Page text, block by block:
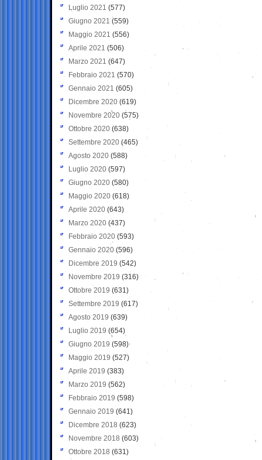
Luglio 2021 (577)
Giugno 2021(559)
Maggio 2021 (556)
Aprile 2021 (506)
Marzo 2021 (647)
Febbraio 2021 (570)
Gennaio 2021 (605)
Dicembre 2020 (619)
Novembre 2020 (575)
Ottobre 2020 (638)
Settembre 2020(465)
Agosto 2020 (588)
Luglio 2020 (597)
Giugno 2020 (580)
Maggio 2020 (618)
Aprile 2020 (643)
Marzo 2020 (437)
Febbraio 2020 (593)
Gennaio 2020 (596)
Dicembre 2019 (542)
Novembre 2019 (316)
Ottobre 2019 (631)
Settembre 2019 (617)
Agosto 2019 (639)
Luglio 2019 (654)
Giugno 2019 (598)
Maggio 2019 (527)
Aprile 2019 (383)
Marzo 2019 (562)
Febbraio 2019 (598)
Gennaio 2019 (641)
Dicembre 2018 (623)
Novembre 2018 (603)
Ottobre 2018 (631)